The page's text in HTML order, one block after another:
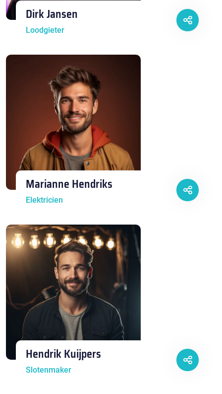
Dirk Jansen
Loodgieter
Marianne Hendriks
Elektricien
Hendrik Kuijpers
Slotenmaker